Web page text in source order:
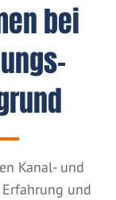
bei
Kanal- und
und